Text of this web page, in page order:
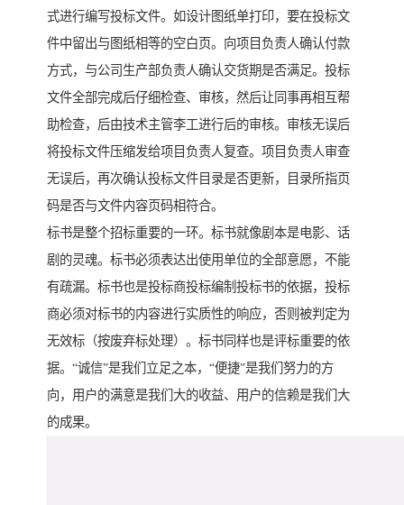
式进行编写投标文件。如设计图纸单打印，要在投标文
件中留出与图纸相等的空白页。向项目负责人确认付款
方式，与公司生产部负责人确认交货期是否满足。投标
文件全部完成后仔细检查、审核，然后让同事再相互帮
助检查，后由技术主管李工进行后的审核。审核无误后
将投标文件压缩发给项目负责人复查。项目负责人审查
无误后，再次确认投标文件目录是否更新，目录所指页
码是否与文件内容页码相符合。
标书是整个招标重要的一环。标书就像剧本是电影、话
剧的灵魂。标书必须表达出使用单位的全部意愿，不能
有疏漏。标书也是投标商投标编制投标书的依据，投标
商必须对标书的内容进行实质性的响应，否则被判定为
无效标（按废弃标处理）。标书同样也是评标重要的依
据。“诚信”是我们立足之本，“便捷”是我们努力的方
向，用户的满意是我们大的收益、用户的信赖是我们大
的成果。